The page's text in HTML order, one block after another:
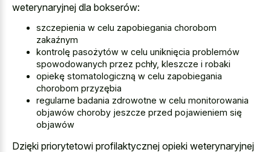
weterynaryjnej dla bokserów:
szczepienia w celu zapobiegania chorobom
zakaźnym
kontrolę pasożytów w celu uniknięcia problemów
spowodowanych przez pchły, kleszcze i robaki
opiekę stomatologiczną w celu zapobiegania
chorobom przyzębia
regularne badania zdrowotne w celu monitorowania
objawów choroby jeszcze przed pojawieniem się
objawów
Dzięki priorytetowi profilaktycznej opieki weterynaryjnej